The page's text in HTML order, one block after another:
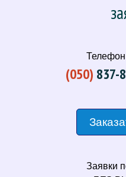
Телефон
(050) 837-
Заявки